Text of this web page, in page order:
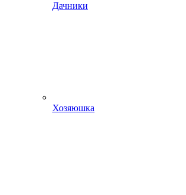
Дачники
Хозяюшка